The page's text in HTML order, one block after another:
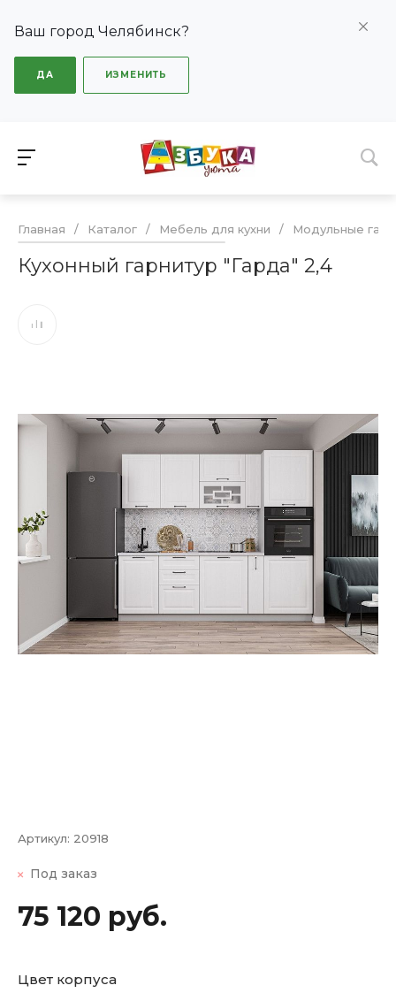
Ваш город Челябинск?
ДА ИЗМЕНИТЬ
Главная / Каталог / Мебель для кухни / Модульные
Кухонный гарнитур "Гарда" 2,4
Артикул: 20918
Под заказ
75 120 руб.
Цвет корпуса